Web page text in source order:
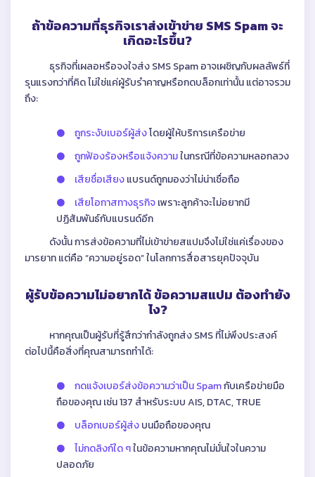
ถ้าข้อความที่ธุรกิจเราส่งเข้าข่าย SMS Spam จะ
เกิดอะไรขึ้น?
ธุรกิจที่เผลอหรือจงใจส่ง SMS Spam อาจเผชิญกับผลลัพธ์ที่
รุนแรงกว่าที่คิด ไม่ใช่แค่ผู้รับรำคาญหรือกดบล็อกเท่านั้น แต่อาจรวม
ถึง:
ถูกระงับเบอร์ผู้ส่งโดยผู้ให้บริการเครือข่าย
ถูกฟ้องร้องหรือแจ้งความในกรณีที่ข้อความหลอกลวง
เสียชื่อเสียงแบรนด์ถูกมองว่าไม่น่าเชื่อถือ
เสียโอกาสทางธุรกิจเพราะลูกค้าจะไม่อยากมี
ปฏิสัมพันธ์กับแบรนด์อีก
ดังนั้น การส่งข้อความที่ไม่เข้าข่ายสแปมจึงไม่ใช่แค่เรื่องของ
มารยาท แต่คือ “ความอยู่รอด” ในโลกการสื่อสารยุคปัจจุบัน
ผู้รับข้อความไม่อยากได้ ข้อความสแปม ต้องทำยัง
ไง?
หากคุณเป็นผู้รับที่รู้สึกว่ากำลังถูกส่ง SMS ที่ไม่พึงประสงค์
ต่อไปนี้คือสิ่งที่คุณสามารถทำได้:
กดแจ้งเบอร์ส่งข้อความว่าเป็น Spamกับเครือข่ายมือ
ถือของคุณ เช่น 137 สำหรับระบบ AIS, DTAC, TRUE
บล็อกเบอร์ผู้ส่งบนมือถือของคุณ
ไม่กดลิงก์ใด ๆในข้อความหากคุณไม่มั่นใจในความ
ปลอดภัย